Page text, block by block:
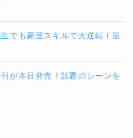
生でも豪運スキルで大逆転！最
刊が本日発売！話題のシーンを